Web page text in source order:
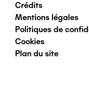
Pied
de
page
Crédits
Mentions légales
Politiques de
Cookies
Plan du site